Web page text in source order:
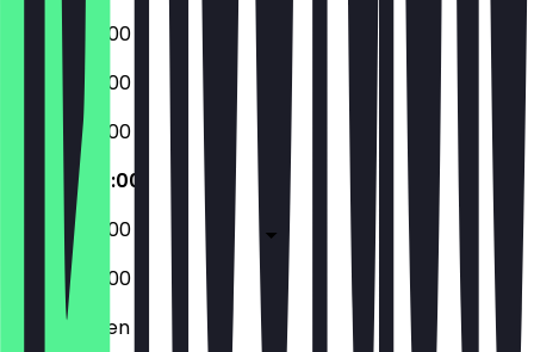
07:00 - 20:00
07:00 - 20:00
07:00 - 20:00
07:00 - 20:00
07:00 - 20:00
07:00 - 20:00
Geschlossen